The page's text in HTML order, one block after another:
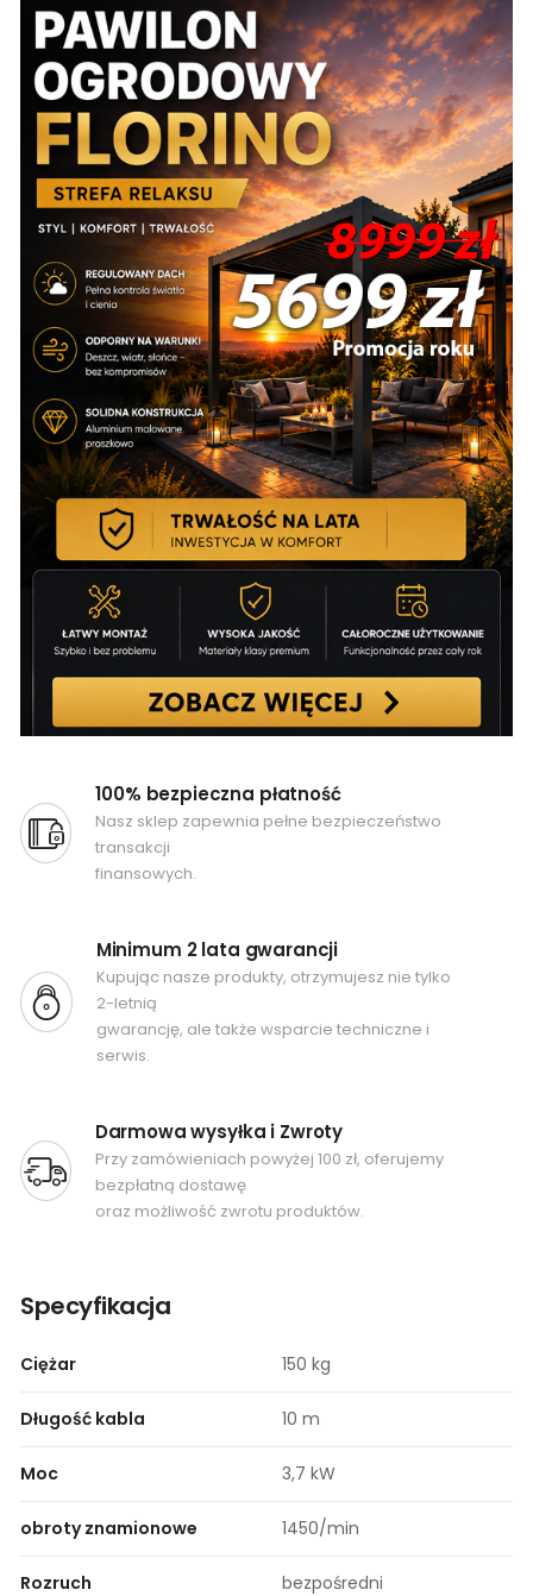
100% bezpieczna płatność
Nasz sklep zapewnia pełne bezpieczeństwo
transakcji
finansowych.
Minimum 2 lata gwarancji
Kupując nasze produkty, otrzymujesz nie tylko
2-letnią
gwarancję, ale także wsparcie techniczne i
serwis.
Darmowa wysyłka i Zwroty
Przy zamówieniach powyżej 100 zł, oferujemy
bezpłatną dostawę
oraz możliwość zwrotu produktów.
Specyfikacja
Ciężar 150 kg
Długość kabla 10 m
Moc 3,7 kW
obroty znamionowe 1450/min
Rozruch bezpośredni